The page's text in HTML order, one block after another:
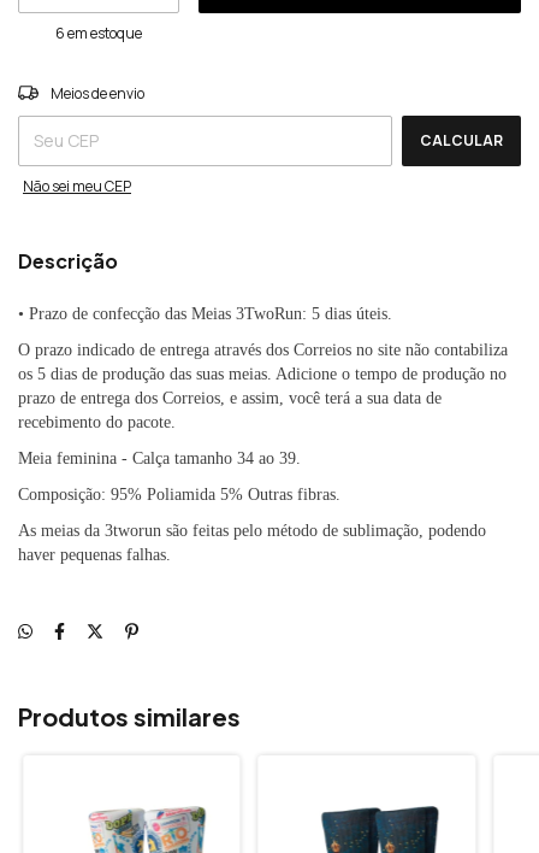
6em estoque
Entregas para o CEP:
Meios de envio
CALCULAR
Não sei meu CEP
Descrição
• Prazo de confecção das Meias 3TwoRun: 5 dias úteis.
O prazo indicado de entrega através dos Correios no site não contabiliza
os 5 dias de produção das suas meias. Adicione o tempo de produção no
prazo de entrega dos Correios, e assim, você terá a sua data de
recebimento do pacote.
Meia feminina - Calça tamanho 34 ao 39.
Composição: 95% Poliamida 5% Outras fibras.
As meias da 3tworun são feitas pelo método de sublimação, podendo
haver pequenas falhas.
Produtos similares